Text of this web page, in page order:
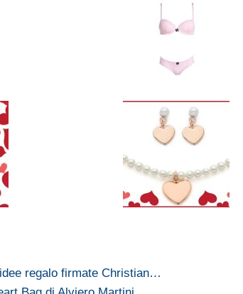
regalo firmate Christian…